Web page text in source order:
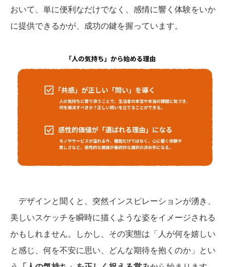
おいて、単に便利なだけでなく、感情に響く体験をいか
に提供できるかが、成功の鍵を握っています。
デザインと聞くと、突然インスピレーションが湧き、
美しいスケッチを瞬時に描くような姿をイメージされる
かもしれません。しかし、その実態は「人が何を嬉しい
と感じ、何を不安に思い、どんな期待を抱くのか」とい